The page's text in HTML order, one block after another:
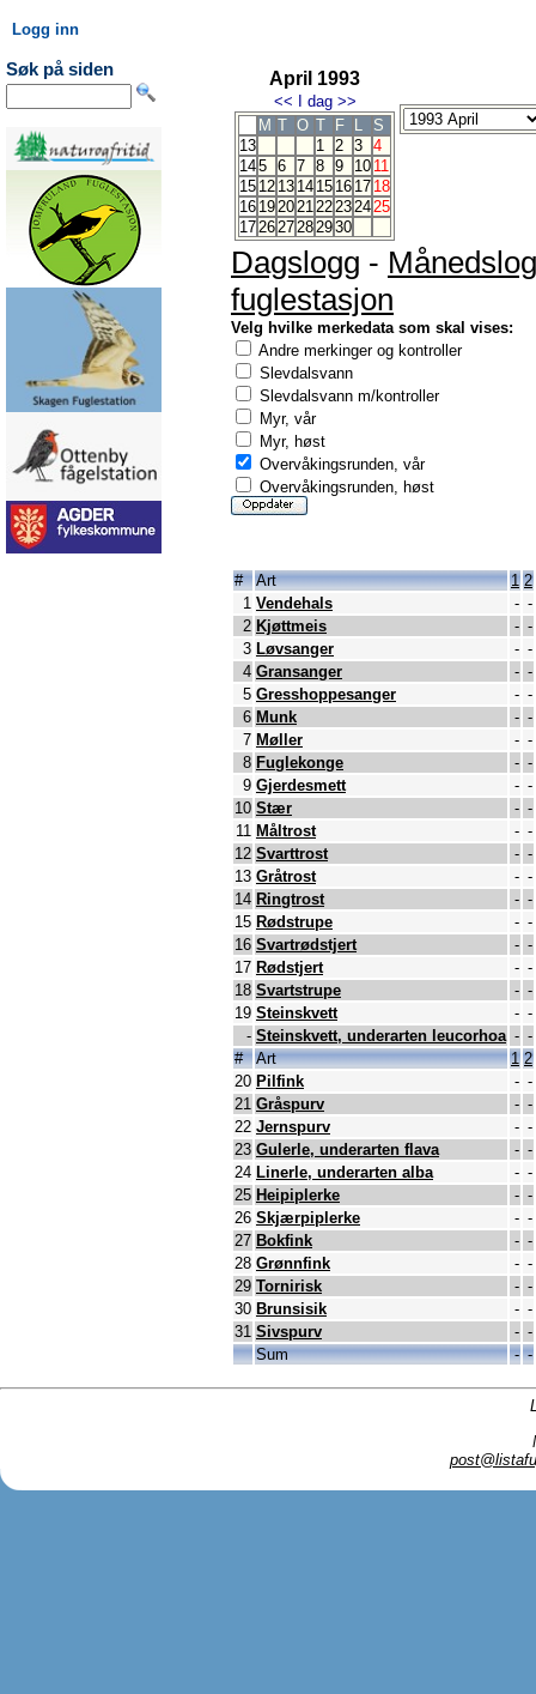
Logg inn
Søk på siden April 1993
<< I dag >>
M T O T F L
S
13
1 2 3 4
145 6 7 8 9 10 11
15 12 13 14 15 16 17 18
16 19202122232425
172627282930
Dagslogg -
fuglestasjon
Velg hvilke merkedata som skal vises:
Andre merkinger og kontroller
Slevdalsvann
Slevdalsvann m/kontroller
Myr, vår
Myr, høst
Overvåkingsrunden, vår
Overvåkingsrunden, høst
# Art 1 2
1 Vendehals - -
2 Kjøttmeis - -
3 Løvsanger - -
4 Gransanger - -
5 Gresshoppesanger - -
6 Munk - -
7 Møller - -
8 Fuglekonge - -
9 Gjerdesmett - -
10 Stær - -
11 Måltrost - -
12 Svarttrost - -
13 Gråtrost - -
14 Ringtrost - -
15 Rødstrupe - -
16 Svartrødstjert - -
17 Rødstjert - -
18 Svartstrupe - -
19 Steinskvett - -
- Steinskvett, underarten leucorhoa - -
#
Art 1 2
20 Pilfink - -
21 Gråspurv - -
22 Jernspurv - -
23 Gulerle, underarten flava - -
24 Linerle, underarten alba - -
25 Heipiplerke - -
26 Skjærpiplerke - -
27 Bokfink - -
28 Grønnfink - -
29 Tornirisk - -
30 Brunsisik - -
31 Sivspurv - -
Sum
- -